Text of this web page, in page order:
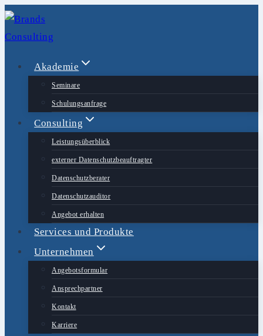
Zum
Akademie
Seminare
Schulungsanfrage
Consulting
Leistungsüberblick
externer Datenschutzbeauftragter
Datenschutzberater
Datenschutzauditor
Angebot erhalten
Services und Produkte
Unternehmen
Angebotsformular
Ansprechpartner
Kontakt
Karriere